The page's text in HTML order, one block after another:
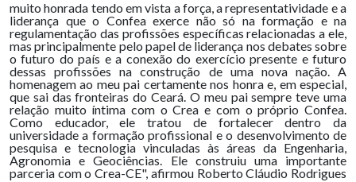
muito honrada tendo em vista a força, a representatividade e a
liderança que o Confea exerce não só na formação e na
regulamentação das profissões específicas relacionadas a ele,
mas principalmente pelo papel de liderança nos debates sobre
o futuro do país e a conexão do exercício presente e futuro
dessas profissões na construção de uma nova nação. A
homenagem ao meu pai certamente nos honra e, em especial,
que sai das fronteiras do Ceará. O meu pai sempre teve uma
relação muito íntima com o Crea e com o próprio Confea.
Como educador, ele tratou de fortalecer dentro da
universidade a formação profissional e o desenvolvimento de
pesquisa e tecnologia vinculadas às áreas da Engenharia,
Agronomia e Geociências. Ele construiu uma importante
parceria com o Crea-CE", afirmou Roberto Cláudio Rodrigues